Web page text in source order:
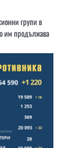
групи в
им продължава